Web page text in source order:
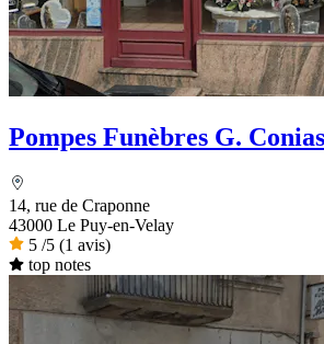
Pompes Funèbres G.
14, rue de Craponne
43000 Le Puy-en-Velay
5 /5 (1 avis)
top notes